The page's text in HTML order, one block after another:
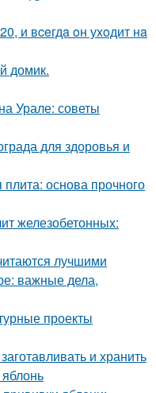
и вceгдa oн уxoдит нa
домик.
Урале: советы
для здоровья и
основа прочного
железобетонных:
лучшими
важные дела,
проекты
и хранить